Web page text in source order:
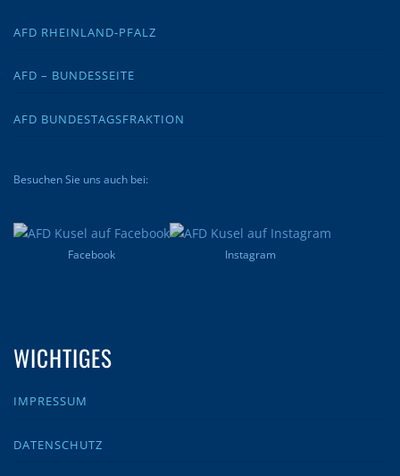
AFD RHEINLAND-PFALZ
AFD – BUNDESSEITE
AFD BUNDESTAGSFRAKTION
Besuchen Sie uns auch bei:
Facebook Instagram
WICHTIGES
IMPRESSUM
DATENSCHUTZ